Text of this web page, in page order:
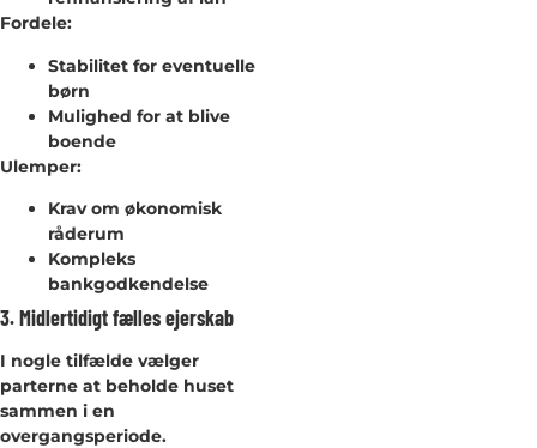
Fordele:
Stabilitet for eventuelle
børn
Mulighed for at blive
boende
Ulemper:
Krav om økonomisk
råderum
Kompleks
bankgodkendelse
3. Midlertidigt fælles ejerskab
I nogle tilfælde vælger
parterne at beholde huset
sammen i en
overgangsperiode.